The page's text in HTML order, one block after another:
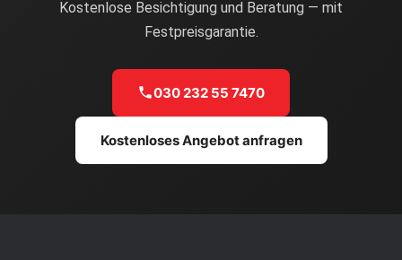
Kostenlose Besichtigung und Beratung — mit
Festpreisgarantie.
030 232 55 7470
Kostenloses Angebot anfragen